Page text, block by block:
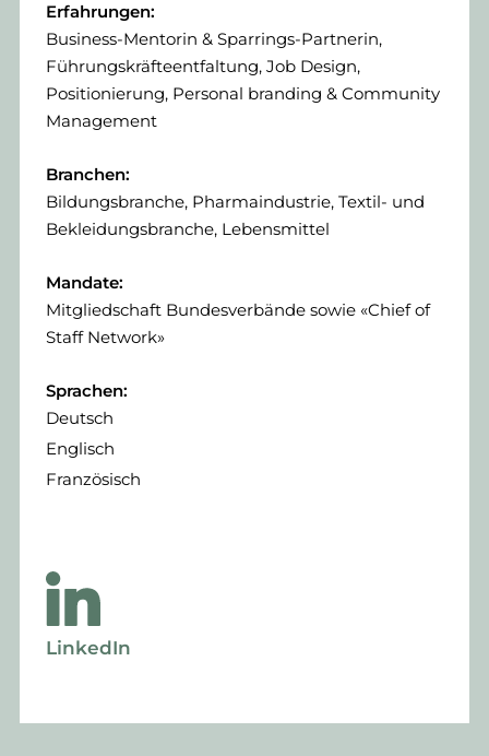
Erfahrungen:
Business-Mentorin & Sparrings-Partnerin,
Führungskräfteentfaltung, Job Design,
Positionierung, Personal branding & Community
Management
Branchen:
Bildungsbranche, Pharmaindustrie, Textil- und
Bekleidungsbranche, Lebensmittel
Mandate:
Mitgliedschaft Bundesverbände sowie «Chief of
Staff Network»
Sprachen:
Deutsch
Englisch
Französisch
LinkedIn